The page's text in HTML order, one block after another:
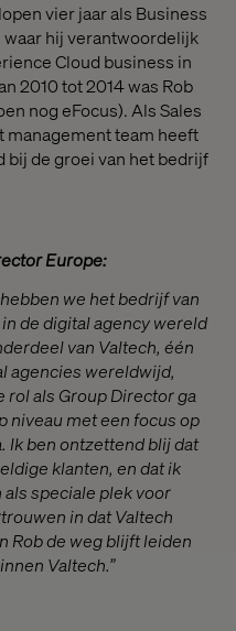
vier jaar als Business
hij verantwoordelijk
Cloud business in
2010 tot 2014 was Rob
nog eFocus). Als Sales
management team heeft
bij de groei van het bedrijf
Europe:
we het bedrijf van
de digital agency wereld
van Valtech, één
agencies wereldwijd,
als Group Director ga
niveau met een focus op
Ik ben ontzettend blij dat
klanten, en dat ik
speciale plek voor
in dat Valtech
Rob de weg blijft leiden
Valtech.”